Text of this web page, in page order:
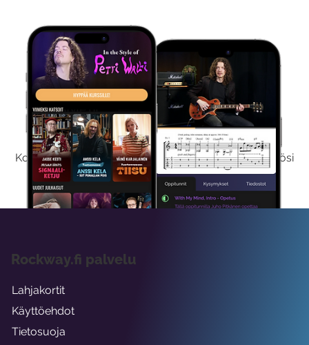
Kokeile Ilmaiseksi
Kokeilemalla ilmaiseksi saat koko sisältömme käyttöösi
viikon ajaksi.
Rockway.fi palvelu
Lahjakortit
Käyttöehdot
Tietosuoja